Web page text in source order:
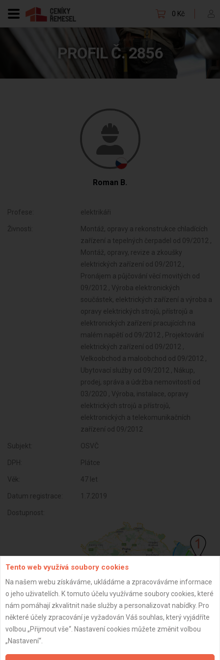
0 Kč
PROFIL Č. 2856
Roman B.
Profese: elektrikáři
Živnosti:
Montáž, opravy a rekonstrukce chladících
zařízení a tepelných čerpadel od 09/2012 ,
Montáž, opravy, revize a zkoušky
elektrických zařízení od 09/2012 ,
Pronájem a půjčování věcí movitých od
09/2012 , Výroba elektronických
součástek, elektrických zařízení a výroba a
opravy elektrických strojů, přístrojů a
elektronických zařízení pracujících na
malém napětí od 09/2012 , Projektování
elektrických zařízení od 09/2012 ,
Velkoobchod a maloobchod od 09/2012 ,
Ubytovací služby od 09/2012 , Nákup,
prodej, správa a údržba nemovitostí od
03/2020 , Výroba, instalace, opravy
elektrických strojů a přístrojů,
elektronických a telekomunikačních
zařízení od 09/2012
Subjekt: OSVČ
DPH: Plátce
Věk: 47 let
Datum registrace: 1.7.2019
Dostupnost:
ZPĚT
Tento web využívá soubory cookies
Na našem webu získáváme, ukládáme a zpracováváme informace
o jeho uživatelích. K tomuto účelu využíváme soubory cookies, které
nám pomáhají zkvalitnit naše služby a personalizovat nabídky. Pro
některé účely zpracování je vyžadován Váš souhlas, který vyjádříte
volbou „Přijmout vše“. Nastavení cookies můžete změnit volbou
„Nastavení“.